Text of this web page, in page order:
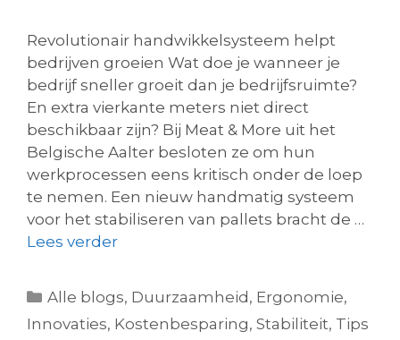
Revolutionair handwikkelsysteem helpt
bedrijven groeien Wat doe je wanneer je
bedrijf sneller groeit dan je bedrijfsruimte?
En extra vierkante meters niet direct
beschikbaar zijn? Bij Meat & More uit het
Belgische Aalter besloten ze om hun
werkprocessen eens kritisch onder de loep
te nemen. Een nieuw handmatig systeem
voor het stabiliseren van pallets bracht de …
Lees verder
Alle blogs, Duurzaamheid, Ergonomie,
Innovaties, Kostenbesparing, Stabiliteit, Tips